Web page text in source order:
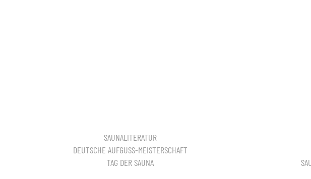
SAUNALITERATUR
DEUTSCHE AUFGUSS-MEISTERSCHAFT
TAG DER SAUNA